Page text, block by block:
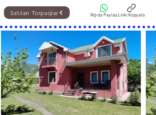
Wp da PaylaşLinki Kopyala
Satılan Torpaqlar